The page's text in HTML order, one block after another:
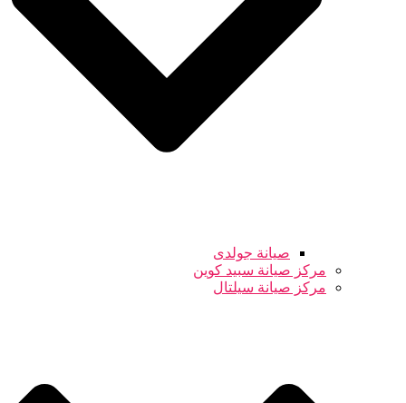
صيانة جولدى
مركز صيانة سبيد كوين
مركز صيانة سيلتال